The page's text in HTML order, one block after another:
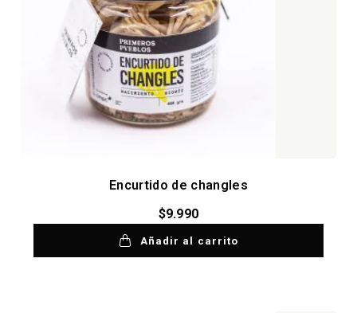
Encurtido de changles
$9.990
Añadir al carrito